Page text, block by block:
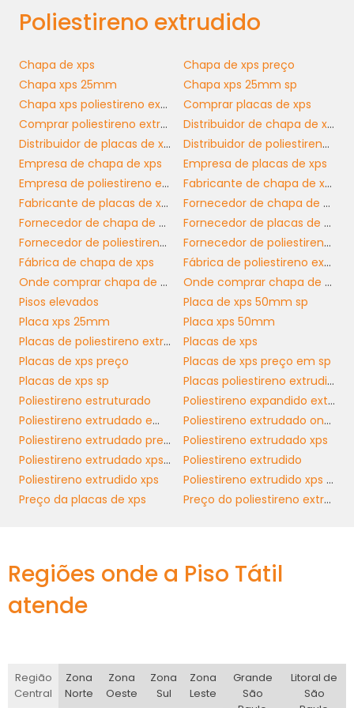
perfeitas condições aos consumidores finais.
displays e materiais promocionais,
oferecendo uma combinação de leveza e
resistência que se destaca nas estratégias de
marketing.
COMO ESCOLHER O
POLIESTIRENO EXTRUDIDO
IDEAL PARA SUA EMPRESA
Selecionar opoliestireno extrudidocerto
para suas necessidades pode ser um desafio,
mas algumas considerações podem facilitar
essa decisão. Em primeiro lugar, é importante
avaliar as especificidades do seu projeto,
como a necessidade de isolamento térmico e
características de resistência. Isso ajudará a
determinar a densidade e a espessura do
material adequado à sua aplicação.
Além disso, considere o impacto ambiental
do seu material escolhido. Optar por
poliestireno reciclado ou com menor impacto
ambiental pode não apenas melhorar a
sustentabilidade da sua empresa, mas
Contar com um fornecedor confiável é
fundamental; sempre busque referências e
garantias de qualidade para assegurar a
POLIESTIRENO EXTRUDIDO
E SUSTENTABILIDADE
Poliestireno extrudido
Chapa de xps
Chapa de xps preço
Chapa xps 25mm
Chapa xps 25mm sp
Chapa xps poliestireno extrudado
Comprar placas de xps
Comprar poliestireno extrudado xps
Distribuidor de chapa de xps
Distribuidor de placas de xps
Distribuidor de poliestireno extrudado xps
Empresa de chapa de xps
Empresa de placas de xps
Empresa de poliestireno extrudado xps
Fabricante de chapa de xps
Fabricante de placas de xps
Fornecedor de chapa de xps
Fornecedor de chapa de xps sp
Fornecedor de placas de xps
Fornecedor de poliestireno extrudado
Fornecedor de poliestireno extrudado xps
Fábrica de chapa de xps
Fábrica de poliestireno extrudado xps
Onde comprar chapa de xps
Onde comprar chapa de xps em sp
Pisos elevados
Placa de xps 50mm sp
Placa xps 25mm
Placa xps 50mm
Placas de poliestireno extrudado
Placas de xps
Placas de xps preço
Placas de xps preço em sp
Placas de xps sp
Placas poliestireno extrudido
Poliestireno estruturado
Poliestireno expandido extrudido
Poliestireno extrudado em sp
Poliestireno extrudado onde comprar
Poliestireno extrudado preço
Poliestireno extrudado xps
Poliestireno extrudado xps preço
Poliestireno extrudido
Poliestireno extrudido xps
Poliestireno extrudido xps preço
Preço da placas de xps
Preço do poliestireno extrudado xps
Regiões onde a Piso Tátil
atende
Região
Central
Zona
Norte
Zona
Oeste
Zona
Sul
Zona
Leste
Grande
São
Litoral de
São